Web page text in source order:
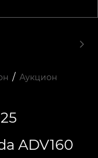
/ Аукцион
ADV160